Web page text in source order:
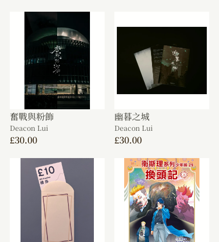
奮戰與粉飾
Deacon Lui
£30.00
幽暮之城
Deacon Lui
£30.00